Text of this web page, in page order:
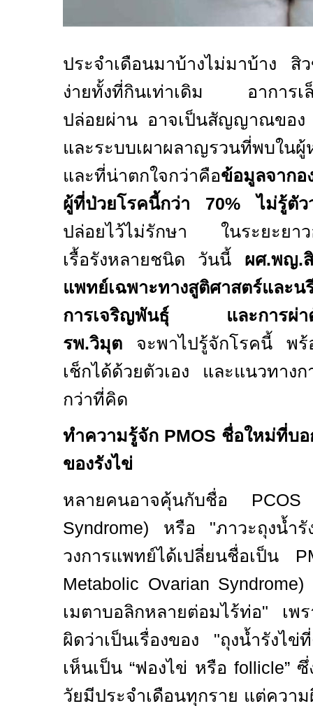
ประจำเดือนมาบ้างไม่มาบ้าง
ง่ายทั้งที่กินเท่าเดิม อาการเ
ปล่อยผ่าน อาจเป็นสัญญาณขอ
และระบบเผาผลาญรวนที่พบใน
และที่น่าตกใจกว่าคือข้อมูลจากอ
ผู้ที่ป่วยโรคนี้กว่า 70%ไม่รู้ตัว
ปล่อยไว้ไม่รักษา ในระยะยาว
เรื้อรังหลายชนิด วันนี้ ผศ.พญ.
แพทย์เฉพาะทางสูติศาสตร์และน
การเจริญพันธุ์ และการผ่าตัด
รพ.วิมุต จะพาไปรู้จักโรคนี้ พ
เช็กได้ด้วยตัวเอง และแนวทาง
กว่าที่คิด
ทำความรู้จัก PMOS ชื่อใหม่ที่บอ
ของรังไข่
หลายคนอาจคุ้นกับชื่อ
Syndrome) หรือ "ภาวะถุงน้ำ
วงการแพทย์ได้เปลี่ยนชื่อเป็น
Metabolic Ovarian Syndrome)
เมตาบอลิกหลายต่อมไร้ท่อ" เพร
ผิดว่าเป็นเรื่องของ "ถุงน้ำรัง
เห็นเป็น “ฟองไข่ หรือ follicle” ซึ่
วัยมีประจำเดือนทุกราย แต่ควา